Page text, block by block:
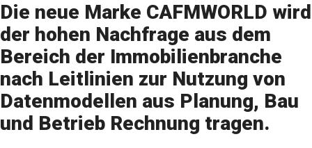
Die neue Marke CAFMWORLD wird
der hohen Nachfrage aus dem
Bereich der Immobilienbranche
nach Leitlinien zur Nutzung von
Datenmodellen aus Planung, Bau
und Betrieb Rechnung tragen.